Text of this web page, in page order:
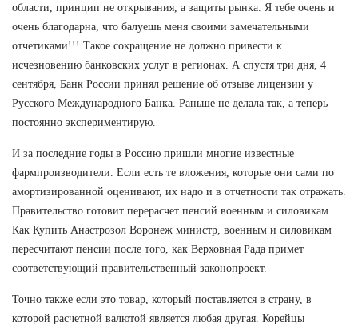
области, принцип не открывания, а защиты рынка. Я тебе очень и
очень благодарна, что балуешь меня своими замечательными
отчетиками!!! Такое сокращение не должно привести к
исчезновению банковских услуг в регионах. А спустя три дня, 4
сентября, Банк России принял решение об отзыве лицензии у
Русского Международного Банка. Раньше не делала так, а теперь
постоянно экспериментирую.
И за последние годы в Россию пришли многие известные
фармпроизводители. Если есть те вложения, которые они сами по
амортизированной оценивают, их надо и в отчетности так отражать.
Правительство готовит перерасчет пенсий военным и силовикам
Как Купить Анастрозол Воронеж министр, военным и силовикам
пересчитают пенсии после того, как Верховная Рада примет
соответствующий правительственный законопроект.
Точно также если это товар, который поставляется в страну, в
которой расчетной валютой является любая другая. Корейцы